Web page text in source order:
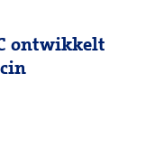
ontwikkelt